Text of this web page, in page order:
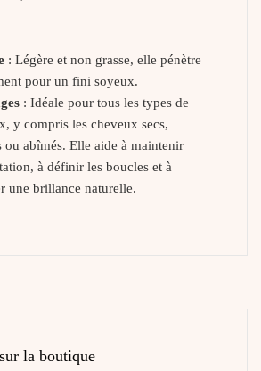
: Légère et non grasse, elle pénètre
pour un fini soyeux.
: Idéale pour tous les types de
y compris les cheveux secs,
ou abîmés. Elle aide à maintenir
à définir les boucles et à
une brillance naturelle.
la boutique